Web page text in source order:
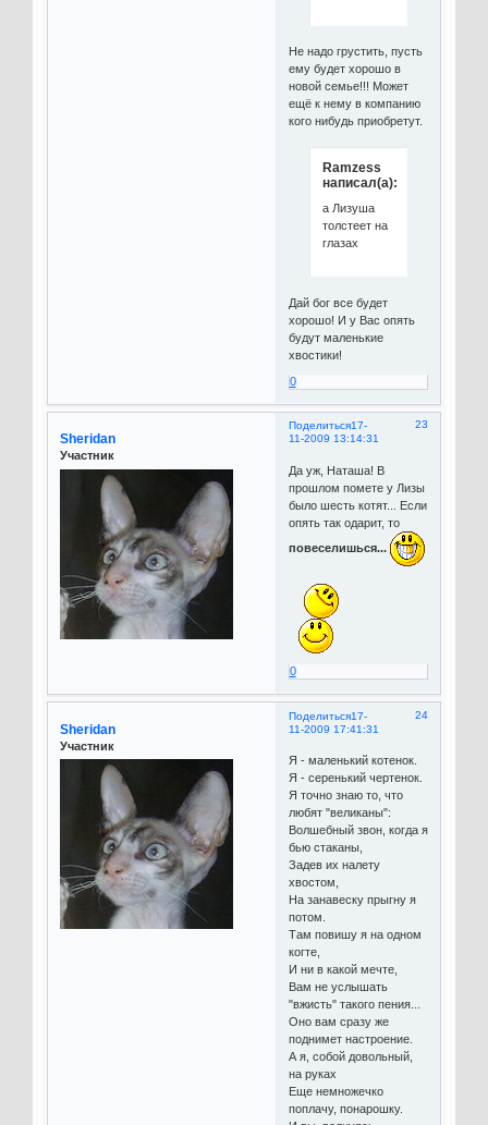
Не надо грустить, пусть
ему будет хорошо в
новой семье!!! Может
ещё к нему в компанию
кого нибудь приобретут.
Ramzess
написал(а):
а Лизуша
толстеет на
глазах
Дай бог все будет
хорошо! И у Вас опять
будут маленькие
хвостики!
0
Поделиться 23
17-
11-2009 13:14:31
Sheridan
Участник
Да уж, Наташа! В
прошлом помете у Лизы
было шесть котят... Если
опять так одарит, то
повеселишься...
0
Поделиться 24
17-
11-2009 17:41:31
Sheridan
Участник
Я - маленький котенок.
Я - серенький чертенок.
Я точно знаю то, что
любят "великаны":
Волшебный звон, когда я
бью стаканы,
Задев их налету
хвостом,
На занавеску прыгну я
потом.
Там повишу я на одном
когте,
И ни в какой мечте,
Вам не услышать
"вжисть" такого пения...
Оно вам сразу же
поднимет настроение.
А я, собой довольный,
на руках
Еще немножечко
поплачу, понарошку.